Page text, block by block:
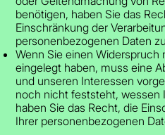
benötigen, haben Sie das
Einschränkung der
personenbezogenen Daten
Wenn Sie einen Widerspruch
eingelegt haben, muss eine
und unseren Interessen
noch nicht feststeht, wessen
haben Sie das Recht, die
Ihrer personenbezogenen